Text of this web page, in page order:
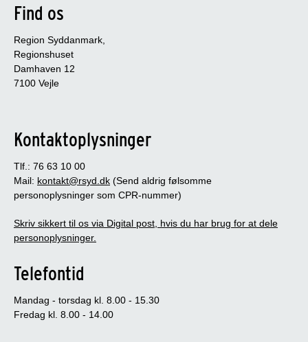
Find os
Region Syddanmark,
Regionshuset
Damhaven 12
7100 Vejle
Kontaktoplysninger
Tlf.: 76 63 10 00
Mail: kontakt@rsyd.dk (Send aldrig følsomme
personoplysninger som CPR-nummer)
Skriv sikkert til os via Digital post, hvis du har brug for at dele
personoplysninger.
Telefontid
Mandag - torsdag kl. 8.00 - 15.30
Fredag kl. 8.00 - 14.00